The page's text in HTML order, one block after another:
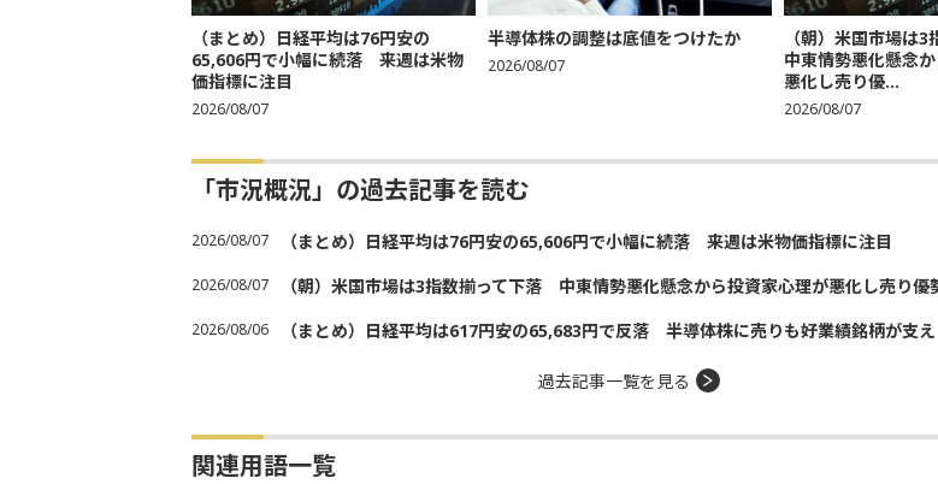
（まとめ）日経平均は76円安の
65,606円で小幅に続落 来週は米物
価指標に注目
2026/08/07
半導体株の調整は底値をつけたか
2026/08/07
（朝）米国市場は
中東情勢悪化懸念
悪化し売り優...
2026/08/07
「市況概況」の過去記事を読む
2026/08/07 （まとめ）日経平均は76円安の65,606円で小幅に続落 来週は米物価指標に注目
2026/08/07 （朝）米国市場は3指数揃って下落 中東情勢悪化懸念から投資家心理が悪化し売り優
2026/08/06 （まとめ）日経平均は617円安の65,683円で反落 半導体株に売りも好業績銘柄が支え
過去記事一覧を見る
関連用語一覧